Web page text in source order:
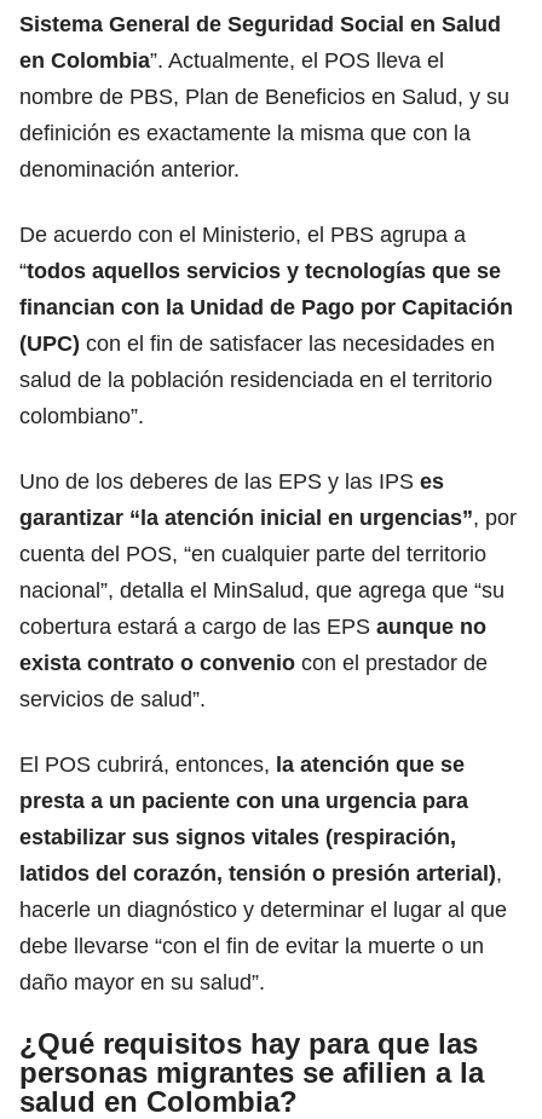
Sistema General de Seguridad Social en Salud
en Colombia”. Actualmente, el POS lleva el
nombre de PBS, Plan de Beneficios en Salud, y su
definición es exactamente la misma que con la
denominación anterior.
De acuerdo con el Ministerio, el PBS agrupa a
“todos aquellos servicios y tecnologías que se
financian con la Unidad de Pago por Capitación
(UPC) con el fin de satisfacer las necesidades en
salud de la población residenciada en el territorio
colombiano”.
Uno de los deberes de las EPS y las IPS es
garantizar “la atención inicial en urgencias”, por
cuenta del POS, “en cualquier parte del territorio
nacional”, detalla el MinSalud, que agrega que “su
cobertura estará a cargo de las EPS aunque no
exista contrato o convenio con el prestador de
servicios de salud”.
El POS cubrirá, entonces, la atención que se
presta a un paciente con una urgencia para
estabilizar sus signos vitales (respiración,
latidos del corazón, tensión o presión arterial),
hacerle un diagnóstico y determinar el lugar al que
debe llevarse “con el fin de evitar la muerte o un
daño mayor en su salud”.
¿Qué requisitos hay para que las
personas migrantes se afilien a la
salud en Colombia?